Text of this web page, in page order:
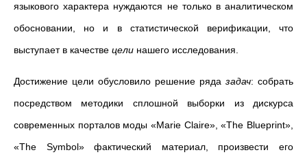
языкового характера нуждаются не только в аналитическом
обосновании, но и в статистической верификации, что
выступает в качестве цели нашего исследования.
Достижение цели обусловило решение ряда задач: собрать
посредством методики сплошной выборки из дискурса
современных порталов моды «Marie Claire», «The Blueprint»,
«The Symbol» фактический материал, произвести его